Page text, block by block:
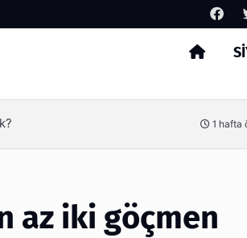
1 hafta
az iki göçmen